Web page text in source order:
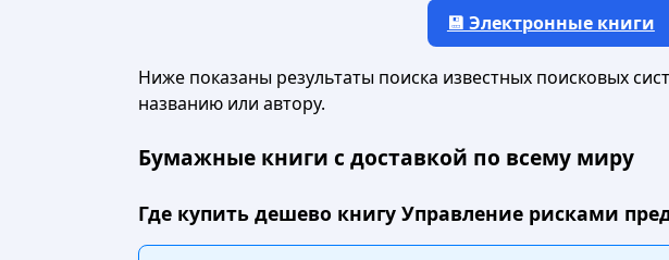
💾 Электронные книги
Ниже показаны результаты поиска известных поисковых
названию или автору.
Бумажные книги с доставкой по всему миру
Где купить дешево книгу Управление рисками